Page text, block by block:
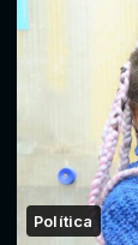
Política